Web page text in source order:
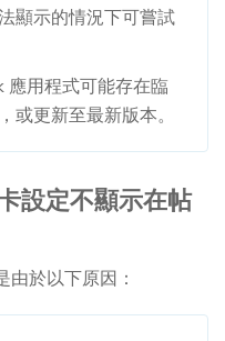
顯示的情況下可嘗試
應用程式可能存在臨
或更新至最新版本。
設定不顯示在帖
於以下原因：